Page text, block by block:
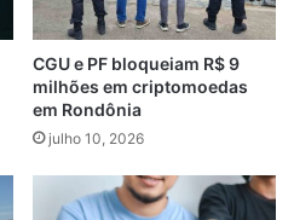
CGU e PF bloqueiam R$ 9
milhões em criptomoedas
em Rondônia
julho 10, 2026